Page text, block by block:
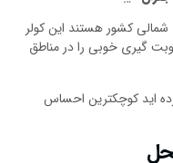
شمالی کشور هستند این کولر
گیری خوبی را در مناطق
اید کوچکترین احساس